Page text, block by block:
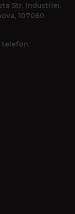
Str. Industriei,
107060
telefon: